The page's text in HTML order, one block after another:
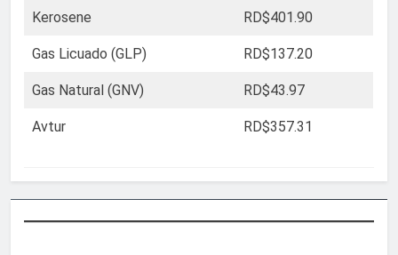
Kerosene RD$401.90
Gas Licuado (GLP) RD$137.20
Gas Natural (GNV) RD$43.97
Avtur RD$357.31